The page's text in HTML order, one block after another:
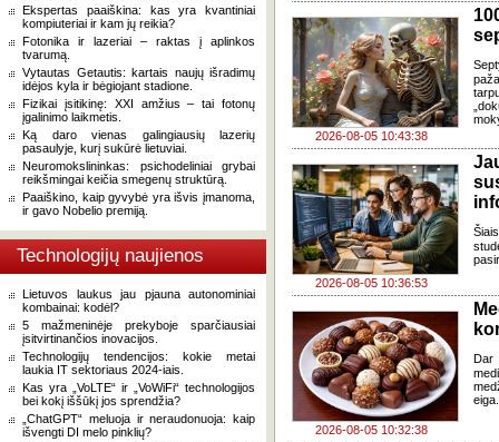
Ekspertas paaiškina: kas yra kvantiniai
kompiuteriai ir kam jų reikia?
Fotonika ir lazeriai – raktas į aplinkos
tvarumą.
Vytautas Getautis: kartais naujų išradimų
idėjos kyla ir bėgiojant stadione.
Fizikai įsitikinę: XXI amžius – tai fotonų
įgalinimo laikmetis.
Ką daro vienas galingiausių lazerių
pasaulyje, kurį sukūrė lietuviai.
Neuromokslininkas: psichodeliniai grybai
reikšmingai keičia smegenų struktūrą.
Paaiškino, kaip gyvybė yra išvis įmanoma,
ir gavo Nobelio premiją.
Technologijų naujienos
Lietuvos laukus jau pjauna autonominiai
kombainai: kodėl?
5 mažmeninėje prekyboje sparčiausiai
įsitvirtinančios inovacijos.
Technologijų tendencijos: kokie metai
laukia IT sektoriaus 2024-iais.
Kas yra „VoLTE“ ir „VoWiFi“ technologijos
bei kokį iššūkį jos sprendžia?
„ChatGPT“ meluoja ir neraudonuoja: kaip
išvengti DI melo pinklių?
2026-08-05 10:43:38
2026-08-05 10:36:53
2026-08-05 10:32:38
Dar